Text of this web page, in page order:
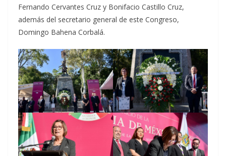
Fernando Cervantes Cruz y Bonifacio Castillo Cruz,
además del secretario general de este Congreso,
Domingo Bahena Corbalá.